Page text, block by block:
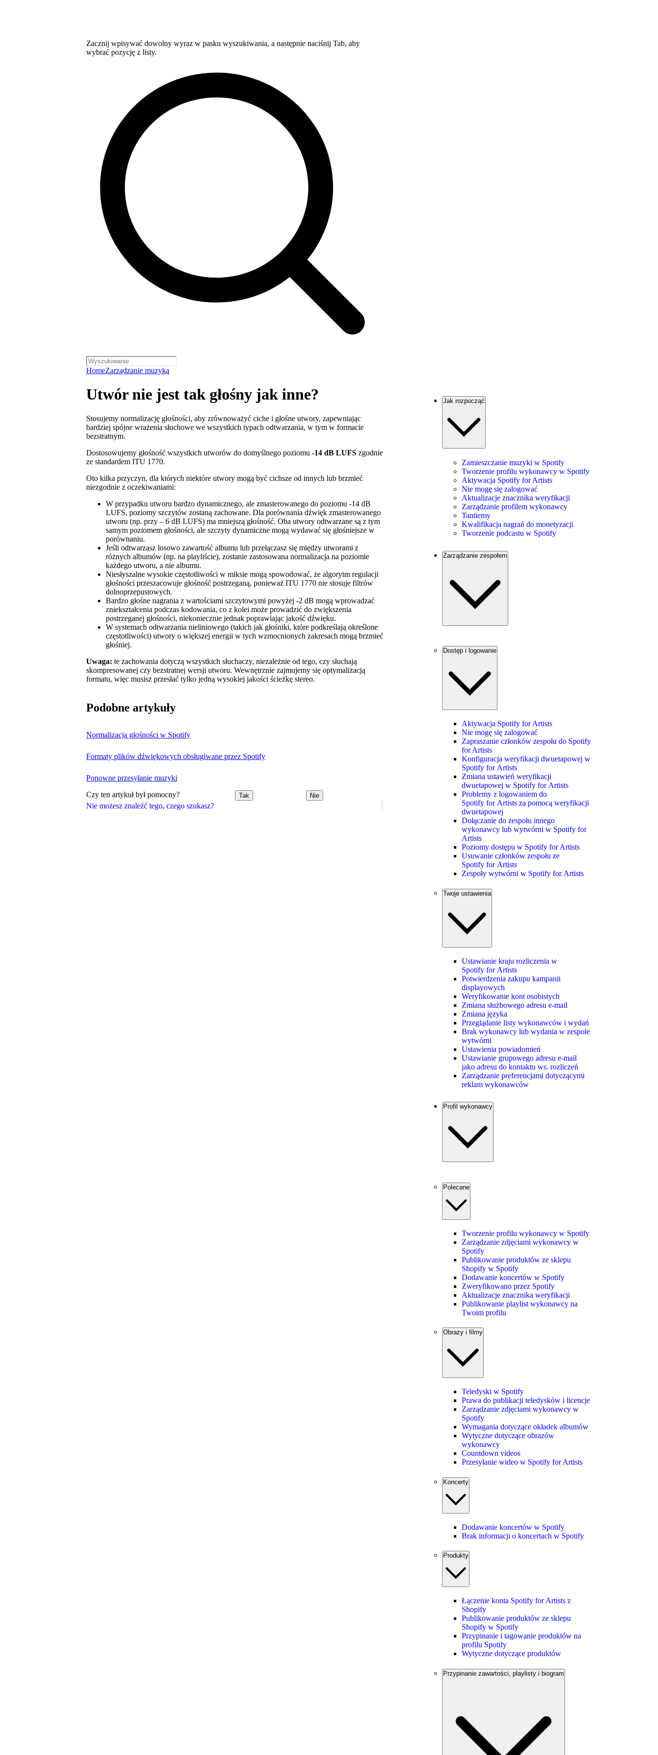
Zacznij wpisywać dowolny wyraz w pasku wyszukiwania, a następnie naciśnij Tab, aby
wybrać pozycję z listy.
HomeZarządzanie muzyką
Nie możesz znaleźć tego, czego szukasz?
Utwór nie jest tak głośny jak inne?
Stosujemy normalizację głośności, aby zrównoważyć ciche i głośne utwory, zapewniając
bardziej spójne wrażenia słuchowe we wszystkich typach odtwarzania, w tym w formacie
bezstratnym.
Dostosowujemy głośność wszystkich utworów do domyślnego poziomu -14 dB LUFS zgodnie
ze standardem ITU 1770.
Oto kilka przyczyn, dla których niektóre utwory mogą być cichsze od innych lub brzmieć
niezgodnie z oczekiwaniami:
W przypadku utworu bardzo dynamicznego, ale zmasterowanego do poziomu -14 dB
LUFS, poziomy szczytów zostaną zachowane. Dla porównania dźwięk zmasterowanego
utworu (np. przy – 6 dB LUFS) ma mniejszą głośność. Oba utwory odtwarzane są z tym
samym poziomem głośności, ale szczyty dynamiczne mogą wydawać się głośniejsze w
porównaniu.
Jeśli odtwarzasz losowo zawartość albumu lub przełączasz się między utworami z
różnych albumów (np. na playliście), zostanie zastosowana normalizacja na poziomie
każdego utworu, a nie albumu.
Niesłyszalne wysokie częstotliwości w miksie mogą spowodować, że algorytm regulacji
głośności przeszacowuje głośność postrzeganą, ponieważ ITU 1770 nie stosuje filtrów
dolnoprzepustowych.
Bardzo głośne nagrania z wartościami szczytowymi powyżej -2 dB mogą wprowadzać
zniekształcenia podczas kodowania, co z kolei może prowadzić do zwiększenia
postrzeganej głośności, niekoniecznie jednak poprawiając jakość dźwięku.
W systemach odtwarzania nieliniowego (takich jak głośniki, które podkreślają określone
częstotliwości) utwory o większej energii w tych wzmocnionych zakresach mogą brzmieć
głośniej.
Uwaga: te zachowania dotyczą wszystkich słuchaczy, niezależnie od tego, czy słuchają
skompresowanej czy bezstratnej wersji utworu. Wewnętrznie zajmujemy się optymalizacją
formatu, więc musisz przesłać tylko jedną wysokiej jakości ścieżkę stereo.
Podobne artykuły
Normalizacja głośności w Spotify
Formaty plików dźwiękowych obsługiwane przez Spotify
Ponowne przesyłanie muzyki
Czy ten artykuł był pomocny? Tak Nie
Jak rozpocząć
Zamieszczanie muzyki w Spotify
Tworzenie profilu wykonawcy w Spotify
Aktywacja Spotify for Artists
Nie mogę się zalogować
Aktualizacje znacznika weryfikacji
Zarządzanie profilem wykonawcy
Tantiemy
Kwalifikacja nagrań do monetyzacji
Tworzenie podcastu w Spotify
Zarządzanie zespołem
Dostęp i logowanie
Aktywacja Spotify for Artists
Nie mogę się zalogować
Zapraszanie członków zespołu do Spotify
for Artists
Konfiguracja weryfikacji dwuetapowej w
Spotify for Artists
Zmiana ustawień weryfikacji
dwuetapowej w Spotify for Artists
Problemy z logowaniem do
Spotify for Artists za pomocą weryfikacji
dwuetapowej
Dołączanie do zespołu innego
wykonawcy lub wytwórni w Spotify for
Artists
Poziomy dostępu w Spotify for Artists
Usuwanie członków zespołu ze
Spotify for Artists
Zespoły wytwórni w Spotify for Artists
Twoje ustawienia
Ustawianie kraju rozliczenia w
Spotify for Artists
Potwierdzenia zakupu kampanii
displayowych
Weryfikowanie kont osobistych
Zmiana służbowego adresu e-mail
Zmiana języka
Przeglądanie listy wykonawców i wydań
Brak wykonawcy lub wydania w zespole
wytwórni
Ustawienia powiadomień
Ustawianie grupowego adresu e‑mail
jako adresu do kontaktu ws. rozliczeń
Zarządzanie preferencjami dotyczącymi
reklam wykonawców
Profil wykonawcy
Polecane
Tworzenie profilu wykonawcy w Spotify
Zarządzanie zdjęciami wykonawcy w
Spotify
Publikowanie produktów ze sklepu
Shopify w Spotify
Dodawanie koncertów w Spotify
Zweryfikowano przez Spotify
Aktualizacje znacznika weryfikacji
Publikowanie playlist wykonawcy na
Twoim profilu
Obrazy i filmy
Teledyski w Spotify
Prawa do publikacji teledysków i licencje
Zarządzanie zdjęciami wykonawcy w
Spotify
Wymagania dotyczące okładek albumów
Wytyczne dotyczące obrazów
wykonawcy
Countdown videos
Przesyłanie wideo w Spotify for Artists
Koncerty
Dodawanie koncertów w Spotify
Brak informacji o koncertach w Spotify
Produkty
Łączenie konta Spotify for Artists z
Shopify
Publikowanie produktów ze sklepu
Shopify w Spotify
Przypinanie i tagowanie produktów na
profilu Spotify
Wytyczne dotyczące produktów
Przypinanie zawartości, playlisty i biogram